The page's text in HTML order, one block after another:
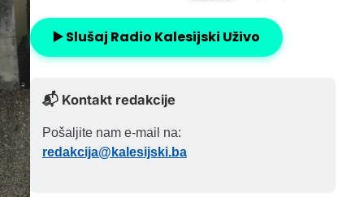
▶️ Slušaj Radio Kalesijski Uživo
📬 Kontakt redakcije
Pošaljite nam e-mail na:
redakcija@kalesijski.ba